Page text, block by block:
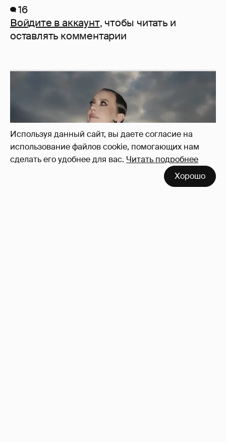
Используя данный сайт, вы даете согласие на
использование файлов cookie, помогающих нам
сделать его удобнее для вас. Читать подробнее
Хорошо
16
Войдите в аккаунт, чтобы читать и
оставлять комментарии